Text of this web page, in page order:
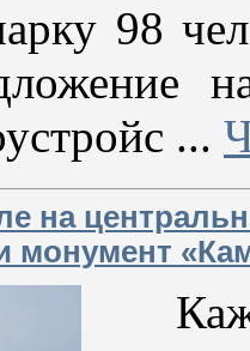
98
...
на
монумент